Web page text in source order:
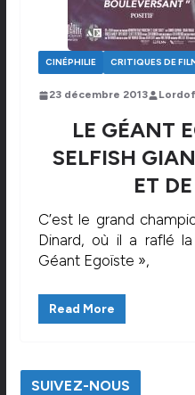
CINÉPHILIE CRITIQUES DE
23 décembre 2013
LE GÉANT
SELFISH
ET
C’est le grand
Dinard, où il a raflé
Géant Egoïste »,
Read More
SUIVEZ-NOUS